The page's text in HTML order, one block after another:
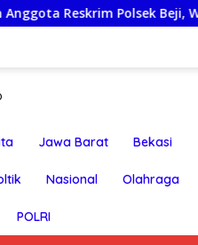
Polsek Beji, Wujud
Jawa Barat Bekasi
Nasional Olahraga
POLRI